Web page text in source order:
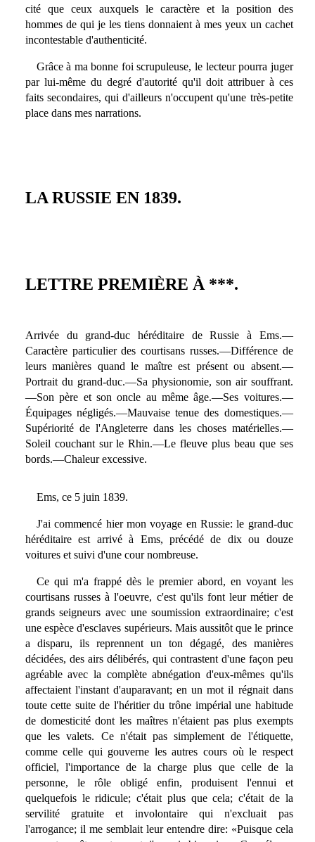
cité que ceux auxquels le caractère et la position des
hommes de qui je les tiens donnaient à mes yeux un cachet
incontestable d'authenticité.
Grâce à ma bonne foi scrupuleuse, le lecteur pourra juger
par lui-même du degré d'autorité qu'il doit attribuer à ces
faits secondaires, qui d'ailleurs n'occupent qu'une très-petite
place dans mes narrations.
LA RUSSIE EN 1839.
LETTRE PREMIÈRE À ***.
Arrivée du grand-duc héréditaire de Russie à Ems.—
Caractère particulier des courtisans russes.—Différence de
leurs manières quand le maître est présent ou absent.—
Portrait du grand-duc.—Sa physionomie, son air souffrant.
—Son père et son oncle au même âge.—Ses voitures.—
Équipages négligés.—Mauvaise tenue des domestiques.—
Supériorité de l'Angleterre dans les choses matérielles.—
Soleil couchant sur le Rhin.—Le fleuve plus beau que ses
bords.—Chaleur excessive.
Ems, ce 5 juin 1839.
J'ai commencé hier mon voyage en Russie: le grand-duc
héréditaire est arrivé à Ems, précédé de dix ou douze
voitures et suivi d'une cour nombreuse.
Ce qui m'a frappé dès le premier abord, en voyant les
courtisans russes à l'oeuvre, c'est qu'ils font leur métier de
grands seigneurs avec une soumission extraordinaire; c'est
une espèce d'esclaves supérieurs. Mais aussitôt que le prince
a disparu, ils reprennent un ton dégagé, des manières
décidées, des airs délibérés, qui contrastent d'une façon peu
agréable avec la complète abnégation d'eux-mêmes qu'ils
affectaient l'instant d'auparavant; en un mot il régnait dans
toute cette suite de l'héritier du trône impérial une habitude
de domesticité dont les maîtres n'étaient pas plus exempts
que les valets. Ce n'était pas simplement de l'étiquette,
comme celle qui gouverne les autres cours où le respect
officiel, l'importance de la charge plus que celle de la
personne, le rôle obligé enfin, produisent l'ennui et
quelquefois le ridicule; c'était plus que cela; c'était de la
servilité gratuite et involontaire qui n'excluait pas
l'arrogance; il me semblait leur entendre dire: «Puisque cela